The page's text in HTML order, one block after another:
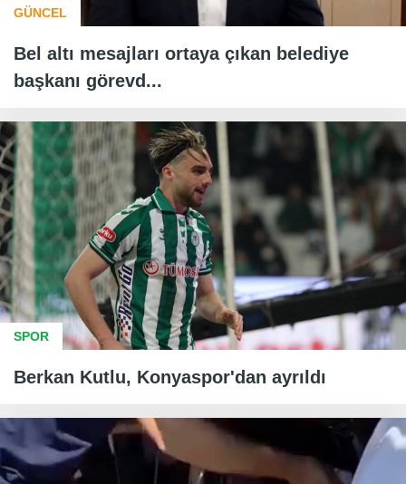
GÜNCEL
Bel altı mesajları ortaya çıkan belediye
başkanı görevd...
SPOR
Berkan Kutlu, Konyaspor'dan ayrıldı